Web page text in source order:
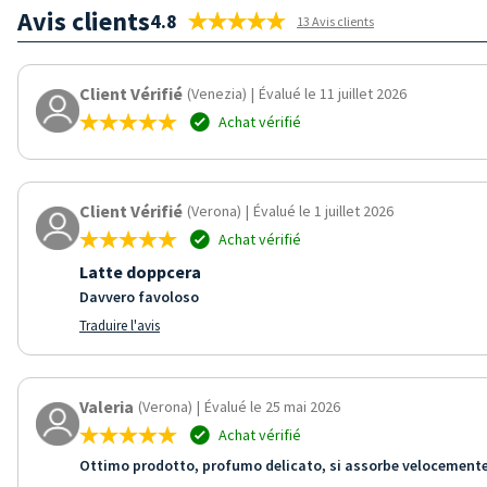
Avis clients4.8 13 Avis clients
Client Vérifié (Venezia) | Évalué le 11 juillet 2026
Achat vérifié
Client Vérifié (Verona) | Évalué le 1 juillet 2026
Achat vérifié
Latte doppcera
Davvero favoloso
Traduire l'avis
Valeria (Verona) | Évalué le 25 mai 2026
Achat vérifié
Ottimo prodotto, profumo delicato, si assorbe